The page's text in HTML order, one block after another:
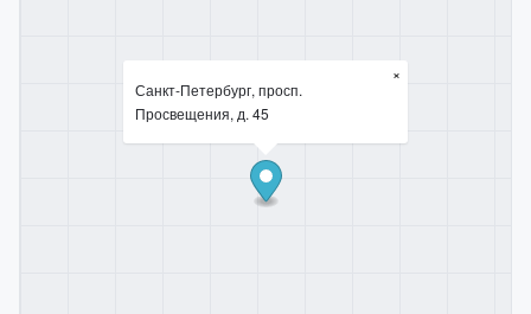
Санкт-Петербург, просп.
Просвещения, д. 45
×